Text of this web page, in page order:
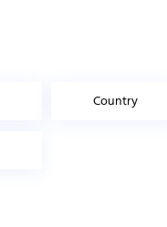
Country